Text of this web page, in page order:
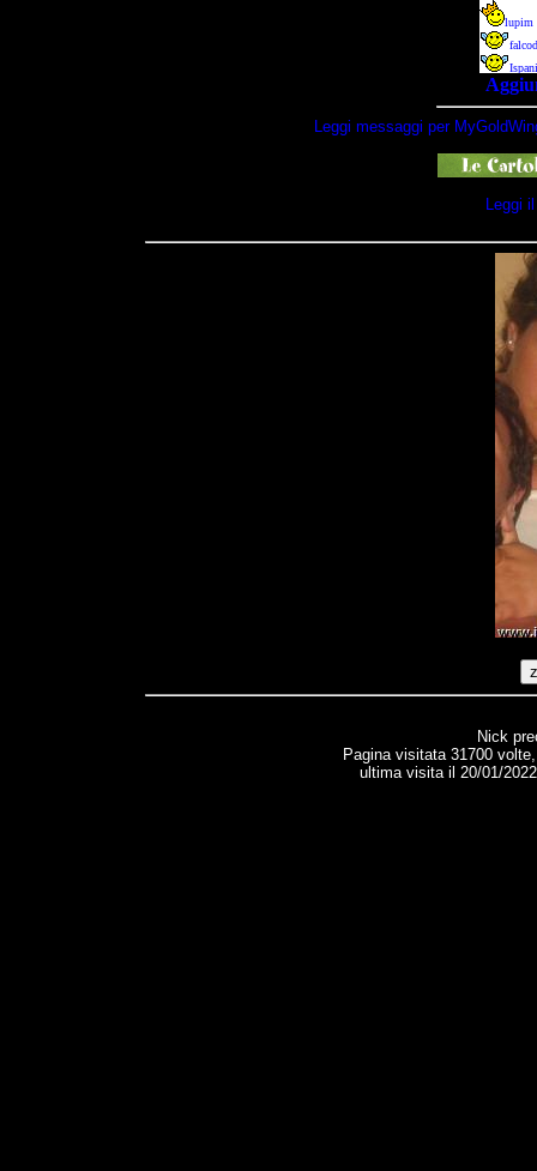
Leggi messaggi per
Leggi
Nick
Pagina visitata 31700
ultima visita il 20/01/